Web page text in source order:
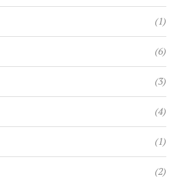
(1)
(6)
(3)
(4)
(1)
(2)